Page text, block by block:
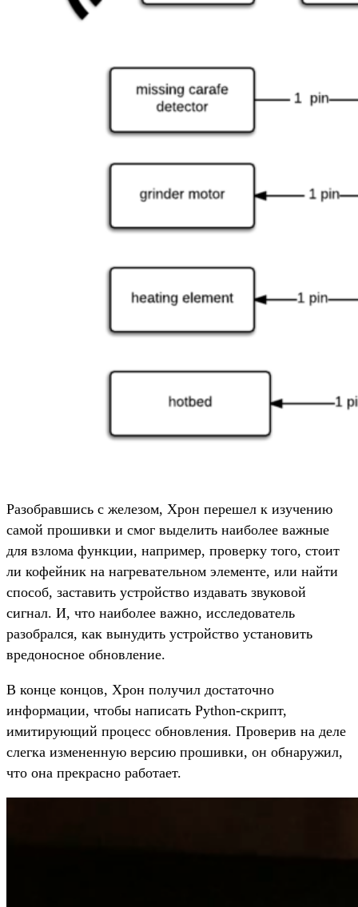
Разобравшись с железом, Хрон перешел к изучению
самой прошивки и смог выделить наиболее важные
для взлома функции, например, проверку того, стоит
ли кофейник на нагревательном элементе, или найти
способ, заставить устройство издавать звуковой
сигнал. И, что наиболее важно, исследователь
разобрался, как вынудить устройство установить
вредоносное обновление.
В конце концов, Хрон получил достаточно
информации, чтобы написать Python-скрипт,
имитирующий процесс обновления. Проверив на деле
слегка измененную версию прошивки, он обнаружил,
что она прекрасно работает.